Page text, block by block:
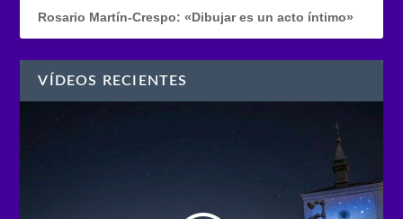
Rosario Martín-Crespo: «Dibujar es un acto íntimo»
VÍDEOS RECIENTES